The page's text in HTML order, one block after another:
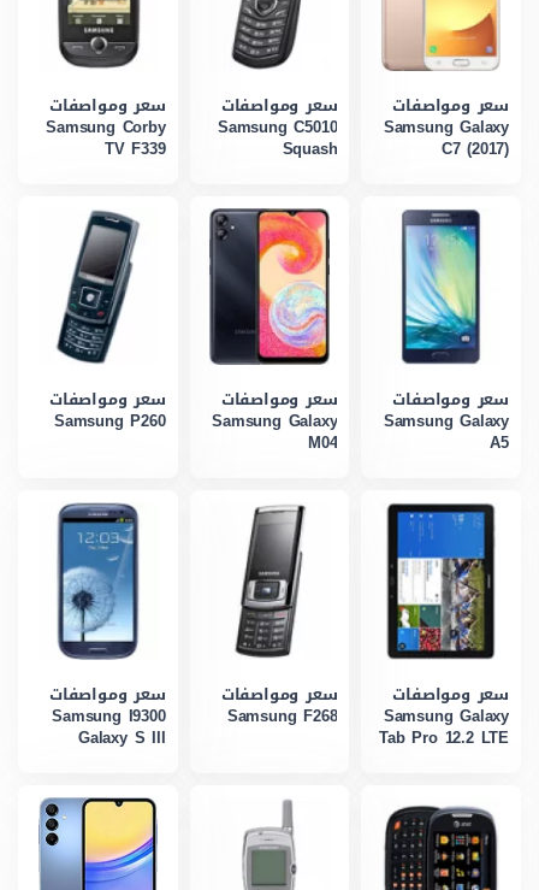
سعر ومواصفات
Samsung Galaxy
C7 (2017)
سعر ومواصفات
Samsung C5010
Squash
سعر ومواصفات
Samsung Corby
TV F339
سعر ومواصفات
Samsung Galaxy
A5
سعر ومواصفات
Samsung Galaxy
M04
سعر ومواصفات
Samsung P260
سعر ومواصفات
Samsung Galaxy
Tab Pro 12.2 LTE
سعر ومواصفات
Samsung F268
سعر ومواصفات
Samsung I9300
Galaxy S III